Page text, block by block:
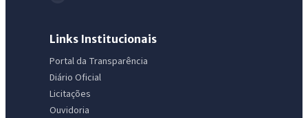
Links Institucionais
Portal da Transparência
Diário Oficial
Licitações
Ouvidoria